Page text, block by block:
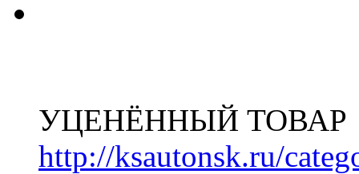
УЦЕНЁННЫЙ ТОВАР
http://ksautonsk.ru/